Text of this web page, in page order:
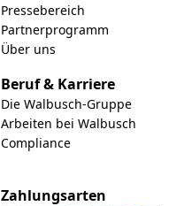
Pressebereich
Partnerprogramm
Über uns
Beruf & Karriere
Die Walbusch-Gruppe
Arbeiten bei Walbusch
Compliance
Zahlungsarten